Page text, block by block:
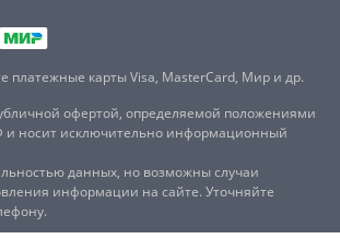
платежные карты Visa, MasterCard, Мир и др.
офертой, определяемой положениями
и носит исключительно информационный
данных, но возможны случаи
информации на сайте. Уточняйте